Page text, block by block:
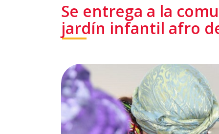
Se entrega a la
jardín infantil afro